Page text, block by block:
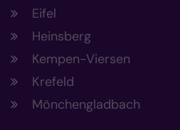
Eifel
Heinsberg
Kempen-Viersen
Krefeld
Mönchengladbach